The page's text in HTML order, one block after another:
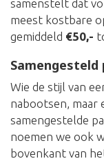
samenstelt dat
meest kostbare
gemiddeld €50,-
Wie de stijl van
nabootsen, maar
samengestelde
noemen we ook
bovenkant van